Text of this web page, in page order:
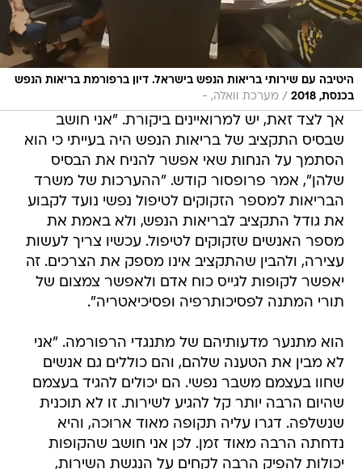
היטיבה עם שירותי בריאות הנפש בישראל. דיון ברפורמת בריאות הנפש
בכנסת, 2018
/ מערכת וואלה, -
אך לצד זאת, יש למרואיינים ביקורת. "אני חושב
שבסיס התקציב של בריאות הנפש היה בעייתי כי הוא
הסתמך על הנחות שאי אפשר להניח את הבסיס
שלהן", אמר פרופסור קודש. "ההערכות של משרד
הבריאות למספר הזקוקים לטיפול נפשי נועד לקבוע
את גודל התקציב לבריאות הנפש, ולא באמת את
מספר האנשים שזקוקים לטיפול. עכשיו צריך לעשות
עצירה, ולהבין שהתקציב אינו מספק את הצרכים. זה
יאפשר לקופות לגייס כוח אדם ולאפשר צמצום של
תורי המתנה לפסיכותרפיה ופסיכיאטריה".
הוא מתנער מדעותיהם של מתנגדי הרפורמה. "אני
לא מבין את הטענה שלהם, והם כוללים גם אנשים
שחוו בעצמם משבר נפשי. הם יכולים להגיד בעצמם
שהיום הרבה יותר קל להגיע לשירות. זו לא תוכנית
שנשלפה. דגרו עליה תקופה מאוד ארוכה, והיא
נדחתה הרבה מאוד זמן. לכן אני חושב שהקופות
יכולות להפיק הרבה לקחים על הנגשת השירות,